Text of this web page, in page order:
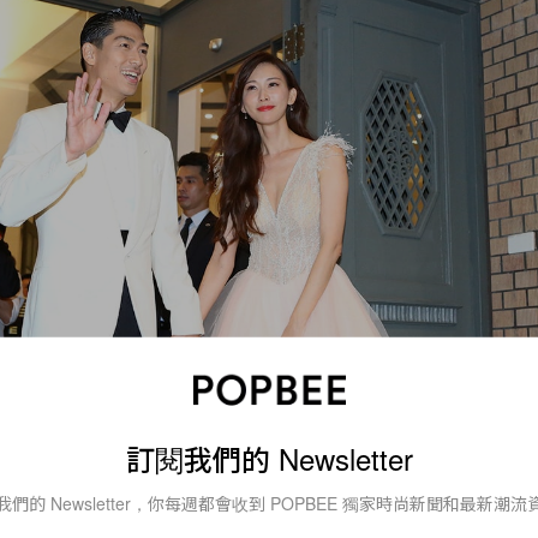
訂閱我們的 Newsletter
們的 Newsletter，你每週都會收到 POPBEE 獨家時尚新聞和最新潮流